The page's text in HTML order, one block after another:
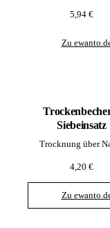
5,94 €
Zu
Siebeinsatz
Trocknung über
4,20 €
Zu